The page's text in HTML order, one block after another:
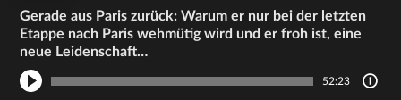
Gerade aus Paris zurück: Warum er nur bei der letzten
Etappe nach Paris wehmütig wird und er froh ist, eine
neue Leidenschaft…
52:23